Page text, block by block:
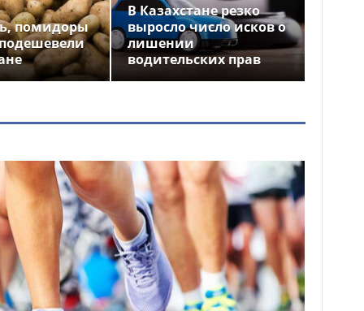
помидоры
В Казахстане резко
выросло число исков о
лишении
водительских прав